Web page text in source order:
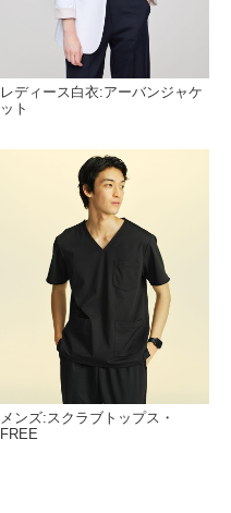
レディース白衣:アーバンジャケ
ット
メンズ:スクラブトップス・
FREE